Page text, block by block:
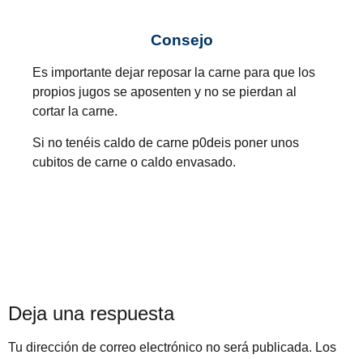
Consejo
Es importante dejar reposar la carne para que los
propios jugos se aposenten y no se pierdan al
cortar la carne.
Si no tenéis caldo de carne p0deis poner unos
cubitos de carne o caldo envasado.
Deja una respuesta
Tu dirección de correo electrónico no será publicada. Los